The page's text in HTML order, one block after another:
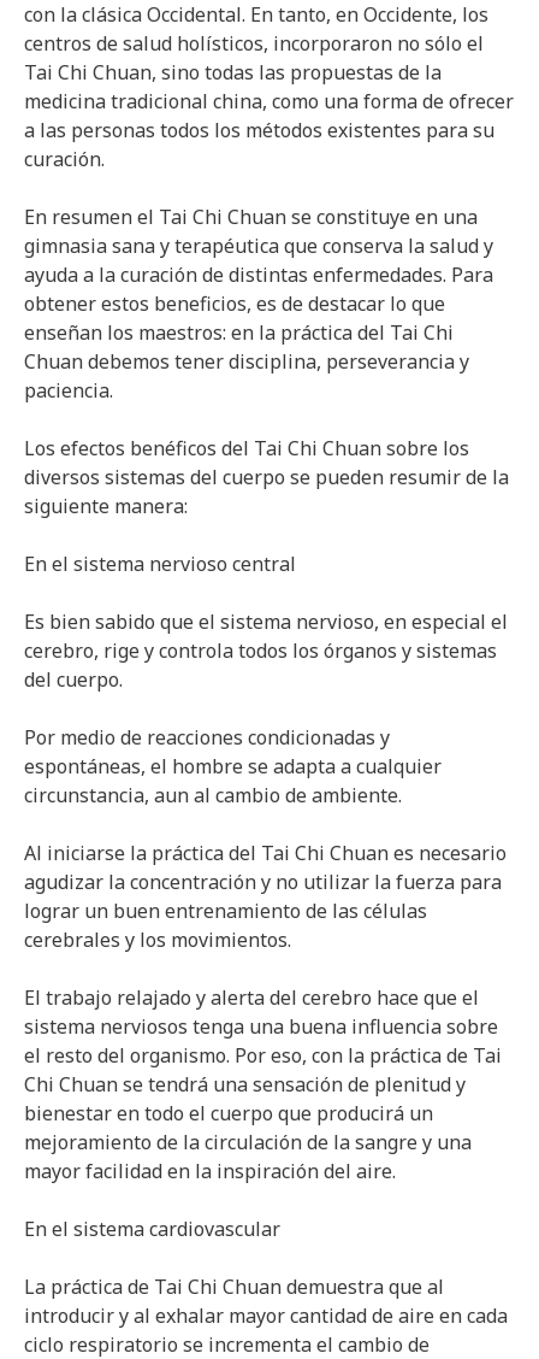
con la clásica Occidental. En tanto, en Occidente, los
centros de salud holísticos, incorporaron no sólo el
Tai Chi Chuan, sino todas las propuestas de la
medicina tradicional china, como una forma de ofrecer
a las personas todos los métodos existentes para su
curación.
En resumen el Tai Chi Chuan se constituye en una
gimnasia sana y terapéutica que conserva la salud y
ayuda a la curación de distintas enfermedades. Para
obtener estos beneficios, es de destacar lo que
enseñan los maestros: en la práctica del Tai Chi
Chuan debemos tener disciplina, perseverancia y
paciencia.
Los efectos benéficos del Tai Chi Chuan sobre los
diversos sistemas del cuerpo se pueden resumir de la
siguiente manera:
En el sistema nervioso central
Es bien sabido que el sistema nervioso, en especial el
cerebro, rige y controla todos los órganos y sistemas
del cuerpo.
Por medio de reacciones condicionadas y
espontáneas, el hombre se adapta a cualquier
circunstancia, aun al cambio de ambiente.
Al iniciarse la práctica del Tai Chi Chuan es necesario
agudizar la concentración y no utilizar la fuerza para
lograr un buen entrenamiento de las células
cerebrales y los movimientos.
El trabajo relajado y alerta del cerebro hace que el
sistema nerviosos tenga una buena influencia sobre
el resto del organismo. Por eso, con la práctica de Tai
Chi Chuan se tendrá una sensación de plenitud y
bienestar en todo el cuerpo que producirá un
mejoramiento de la circulación de la sangre y una
mayor facilidad en la inspiración del aire.
En el sistema cardiovascular
La práctica de Tai Chi Chuan demuestra que al
introducir y al exhalar mayor cantidad de aire en cada
ciclo respiratorio se incrementa el cambio de